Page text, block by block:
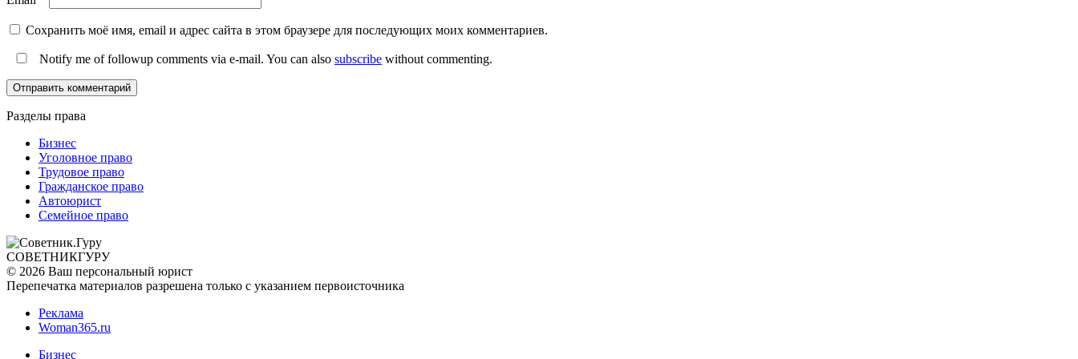
Сохранить моё имя, email и адрес сайта в этом браузере для последующих моих комментариев.
Notify me of followup comments via e-mail. You can also subscribe without commenting.
Разделы права
Бизнес
Уголовное право
Трудовое право
Гражданское право
Автоюрист
Семейное право
СОВЕТНИКГУРУ
© 2026 Ваш персональный юрист
Перепечатка материалов разрешена только с указанием первоисточника
Реклама
Woman365.ru
Бизнес